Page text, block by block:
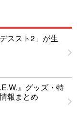
ススト2」が生
』グッズ・特
報まとめ